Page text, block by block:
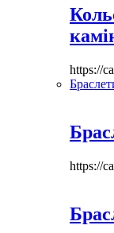
https://
https://